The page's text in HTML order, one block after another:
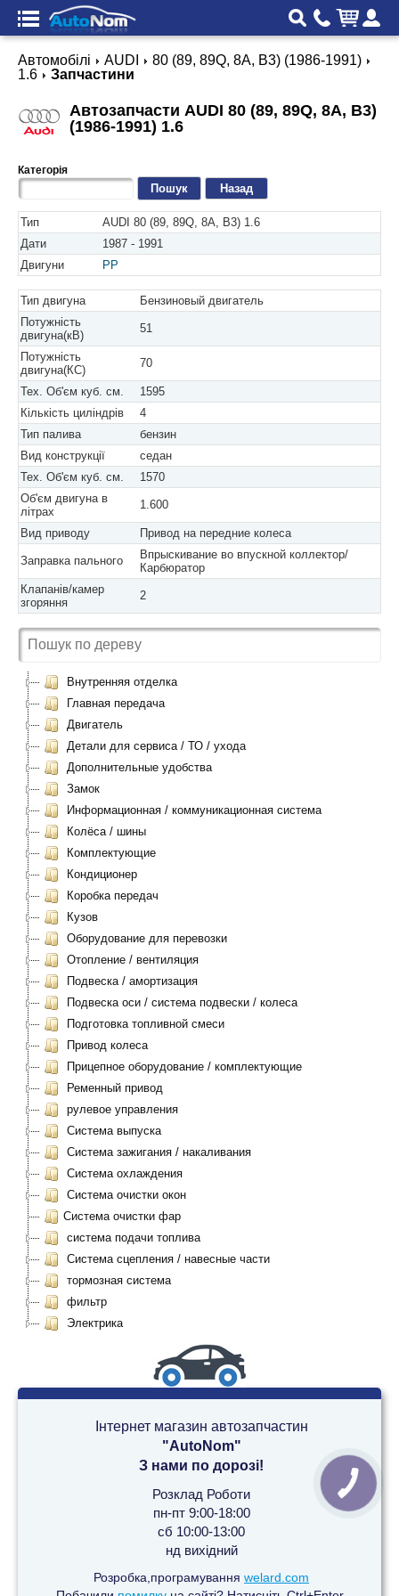
Автомобілі AUDI
80 (89, 89Q, 8A, B3) (1986-1991)
1.6
Запчастини
Автозапчасти AUDI 80 (89, 89Q, 8A, B3)
(1986-1991) 1.6
Категорія
Назад
Тип
AUDI 80 (89, 89Q, 8A, B3) 1.6
Дати
1987 - 1991
Двигуни
PP
Тип двигуна
Бензиновый двигатель
Потужність
двигуна(кВ)
51
Потужність
двигуна(КС)
70
Тех. Об'єм куб. см.
1595
Кількість циліндрів
4
Тип палива
бензин
Вид конструкції
седан
Тех. Об'єм куб. см.
1570
Об'єм двигуна в
літрах
1.600
Вид приводу Привод на передние колеса
Заправка пального
Впрыскивание во впускной коллектор/
Карбюратор
Клапанів/камер
згоряння
2
Внутренняя отделка
Главная передача
Двигатель
Детали для сервиса / ТО / ухода
Дополнительные удобства
Замок
Информационная / коммуникационная система
Колёса / шины
Комплектующие
Кондиционер
Коробка передач
Кузов
Оборудование для перевозки
Отопление / вентиляция
Подвеска / амортизация
Подвеска оси / система подвески / колеса
Подготовка топливной смеси
Привод колеса
Прицепное оборудование / комплектующие
Ременный привод
рулевое управления
Система выпуска
Система зажигания / накаливания
Система охлаждения
Система очистки окон
Система очистки фар
система подачи топлива
Система сцепления / навесные части
тормозная система
фильтр
Электрика
Інтернет магазин автозапчастин
"AutoNom"
З нами по дорозі!
Розклад Роботи
пн-пт 9:00-18:00
сб 10:00-13:00
нд вихідний
Розробка,програмування welard.com